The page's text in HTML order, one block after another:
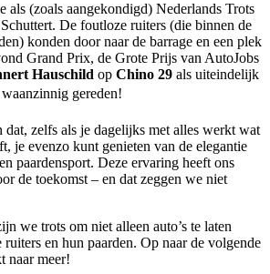
als (zoals aangekondigd) Nederlands Trots
De foutloze ruiters (die binnen de
konden door naar de barrage en een plek
Grand Prix, de Grote Prijs van AutoJobs
Hauschild op Chino 29 als uiteindelijk
gereden!
dat, zelfs als je dagelijks met alles werkt wat
je evenzo kunt genieten van de elegantie
paardensport. Deze ervaring heeft ons
de toekomst – en dat zeggen we niet
we trots om niet alleen auto’s te laten
ruiters en hun paarden. Op naar de volgende
naar meer!